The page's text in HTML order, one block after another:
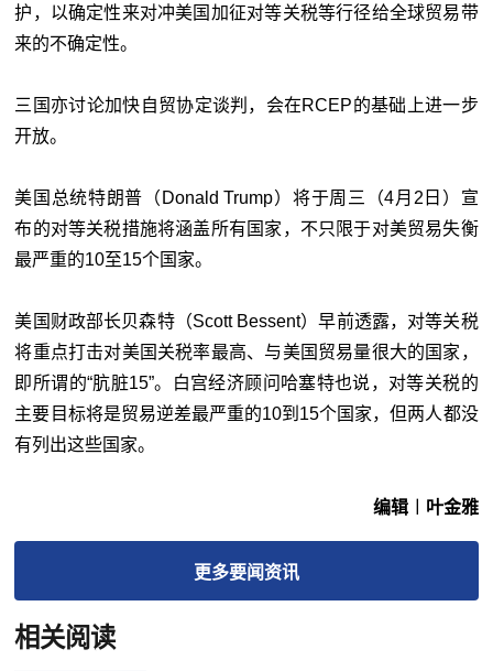
护，以确定性来对冲美国加征对等关税等行径给全球贸易带
来的不确定性。
三国亦讨论加快自贸协定谈判，会在RCEP的基础上进一步
开放。
美国总统特朗普（Donald Trump）将于周三（4月2日）宣
布的对等关税措施将涵盖所有国家，不只限于对美贸易失衡
最严重的10至15个国家。
美国财政部长贝森特（Scott Bessent）早前透露，对等关税
将重点打击对美国关税率最高、与美国贸易量很大的国家，
即所谓的“肮脏15”。白宫经济顾问哈塞特也说，对等关税的
主要目标将是贸易逆差最严重的10到15个国家，但两人都没
有列出这些国家。
编辑︱叶金雅
更多要闻资讯
相关阅读